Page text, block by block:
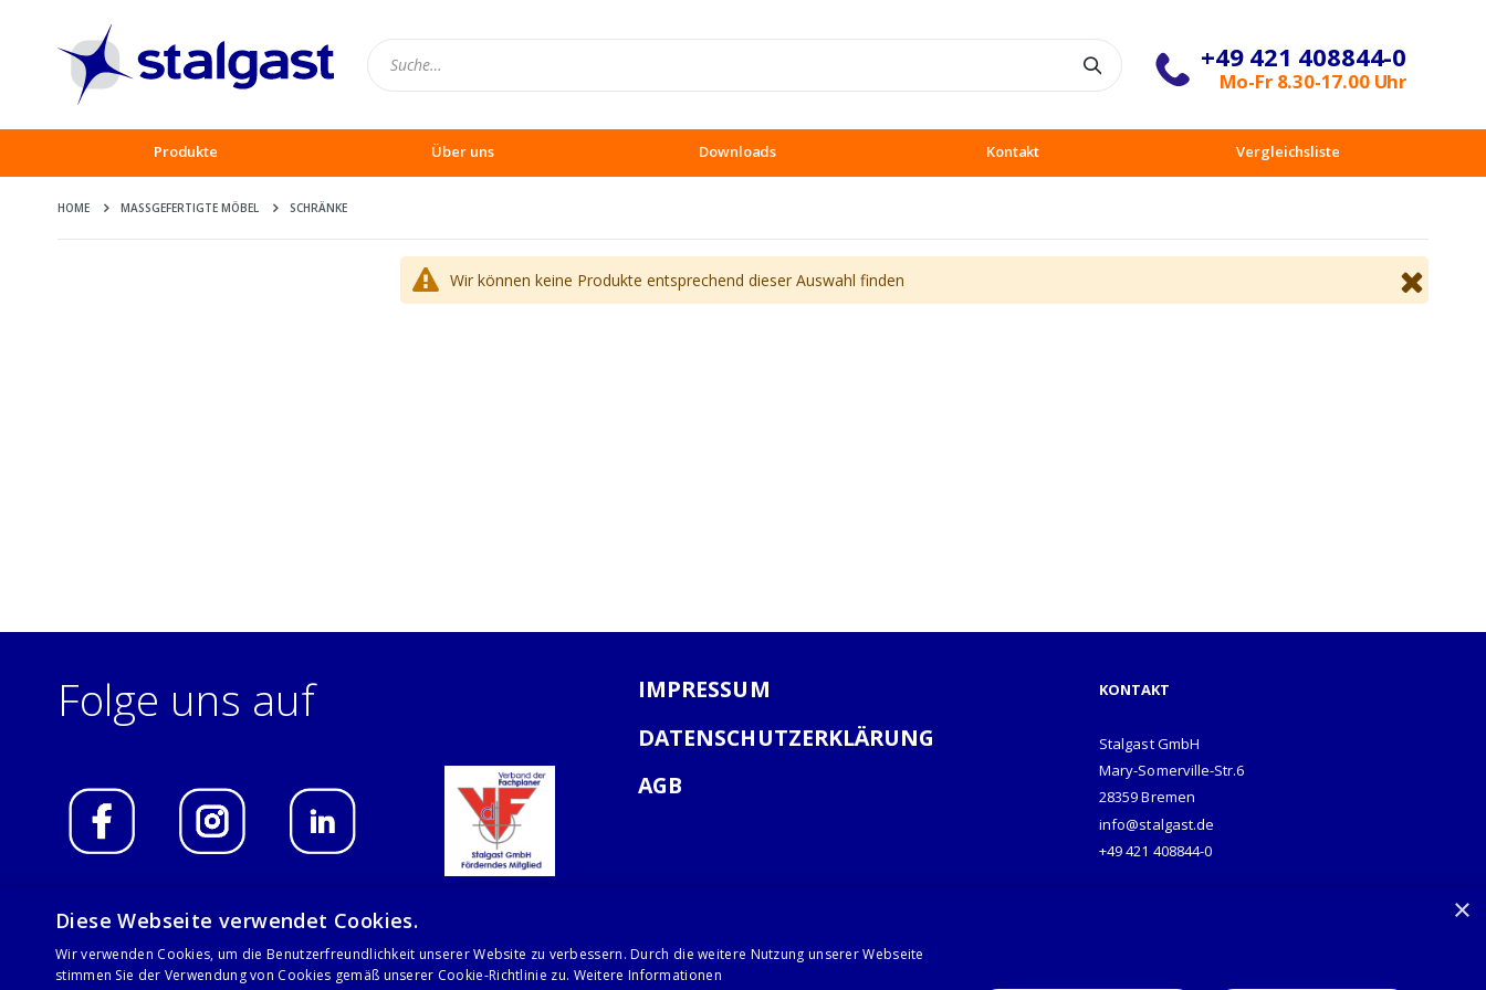
+49 421 408844-0
Mo-Fr 8.30-17.00 Uhr
Produkte Über uns Downloads Kontakt Vergleichsliste
HOME MASSGEFERTIGTE MÖBEL SCHRÄNKE
Wir können keine Produkte entsprechend dieser Auswahl finden
Folge uns auf
IMPRESSUM
DATENSCHUTZERKLÄRUNG
AGB
KONTAKT
Stalgast GmbH
Mary-Somerville-Str.6
28359 Bremen
info@stalgast.de
+49 421 408844-0
© 2021 Stalgast GmbH
×
Diese Webseite verwendet Cookies.
Wir verwenden Cookies, um die Benutzerfreundlichkeit unserer Website zu verbessern. Durch die weitere Nutzung unserer Webseite
stimmen Sie der Verwendung von Cookies gemäß unserer Cookie-Richtlinie zu. Weitere Informationen